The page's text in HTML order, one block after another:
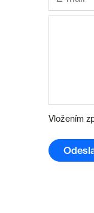
Vložením